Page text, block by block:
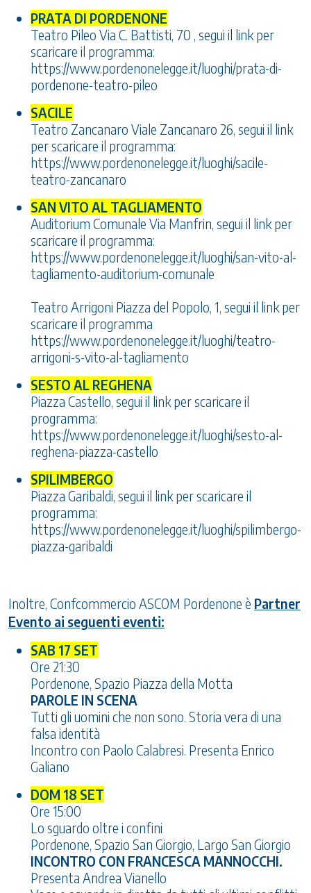
PRATA DI PORDENONE
Teatro Pileo Via C. Battisti, 70 , segui il link per
scaricare il programma:
https://www.pordenonelegge.it/luoghi/prata-di-
pordenone-teatro-pileo
SACILE
Teatro Zancanaro Viale Zancanaro 26, segui il link
per scaricare il programma:
https://www.pordenonelegge.it/luoghi/sacile-
teatro-zancanaro
SAN VITO AL TAGLIAMENTO
Auditorium Comunale Via Manfrin, segui il link per
scaricare il programma:
https://www.pordenonelegge.it/luoghi/san-vito-al-
tagliamento-auditorium-comunale
Teatro Arrigoni Piazza del Popolo, 1, segui il link per
scaricare il programma
https://www.pordenonelegge.it/luoghi/teatro-
arrigoni-s-vito-al-tagliamento
SESTO AL REGHENA
Piazza Castello, segui il link per scaricare il
programma:
https://www.pordenonelegge.it/luoghi/sesto-al-
reghena-piazza-castello
SPILIMBERGO
Piazza Garibaldi, segui il link per scaricare il
programma:
https://www.pordenonelegge.it/luoghi/spilimbergo-
piazza-garibaldi
Inoltre, Confcommercio ASCOM Pordenone è Partner
Evento ai seguenti eventi:
SAB 17 SET
Ore 21:30
Pordenone, Spazio Piazza della Motta
PAROLE IN SCENA
Tutti gli uomini che non sono. Storia vera di una
falsa identità
Incontro con Paolo Calabresi. Presenta Enrico
Galiano
DOM 18 SET
Ore 15:00
Lo sguardo oltre i confini
Pordenone, Spazio San Giorgio, Largo San Giorgio
INCONTRO CON FRANCESCA MANNOCCHI.
Presenta Andrea Vianello